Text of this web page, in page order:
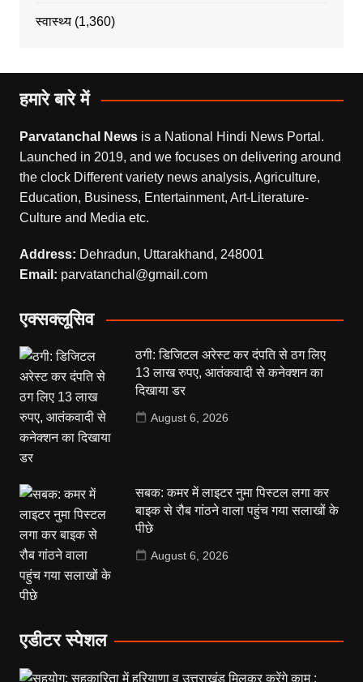
स्वास्थ्य(1,360)
हमारे बारे में
Parvatanchal Newsis a National Hindi News Portal.
Launched in 2019, and we focuses on delivering around
the clock Different variety news analysis, Agriculture,
Education, Business, Entertainment, Art-Literature-
Culture and Media etc.
Address: Dehradun, Uttarakhand, 248001
Email: parvatanchal@gmail.com
एक्सक्लूसिव
ठगी: डिजिटल अरेस्ट कर दंपति से ठग लिए
13 लाख रुपए, आतंकवादी से कनेक्शन का
दिखाया डर
August 6, 2026
सबक: कमर में लाइटर नुमा पिस्टल लगा कर
बाइक से रौब गांठने वाला पहुंच गया सलाखों के
पीछे
August 6, 2026
एडीटर स्पेशल